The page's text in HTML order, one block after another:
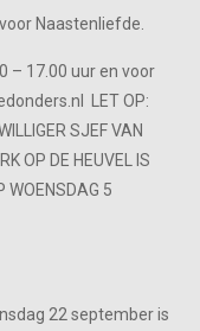
Naastenliefde.
– 17.00 uur en voor
LET OP:
SJEF VAN
OP DE HEUVEL IS
WOENSDAG 5
22 september is